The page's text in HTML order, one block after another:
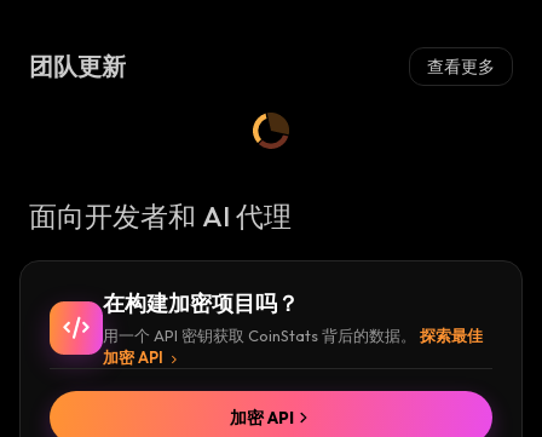
团队更新 查看更多
面向开发者和 AI 代理
在构建加密项目吗？
用一个 API 密钥获取 CoinStats 背后的数据。
探索最佳
加密 API
加密 API